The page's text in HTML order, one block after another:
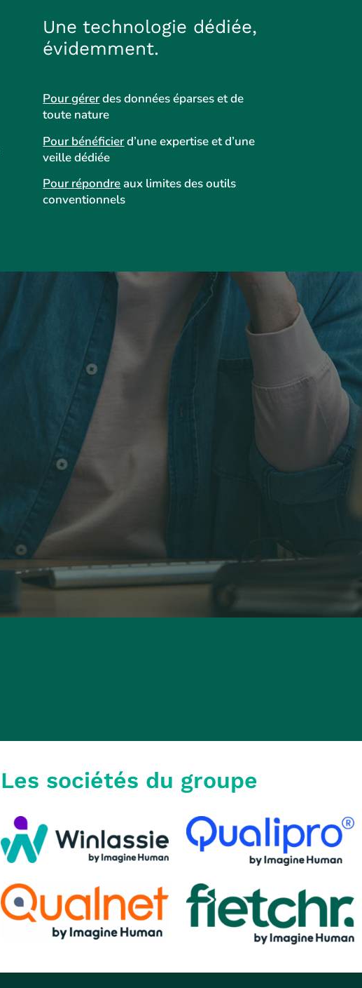
Une technologie dédiée,
évidemment.
Pour gérerdes données éparses et de
toute nature
Pour bénéficierd’une expertise et d’une
veille dédiée
Pour répondreaux limites des outils
conventionnels
Les sociétés du groupe